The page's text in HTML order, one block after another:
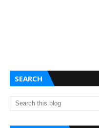
SEARCH